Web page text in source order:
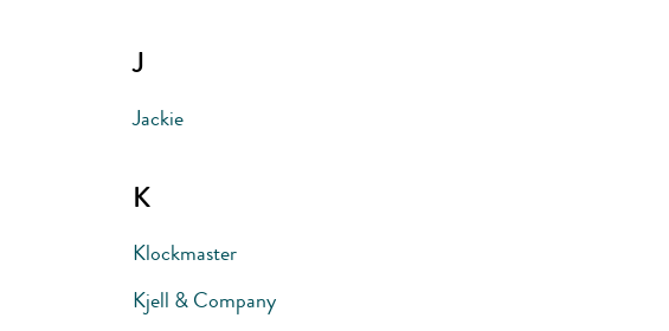
J
Jackie
K
Klockmaster
Kjell & Company